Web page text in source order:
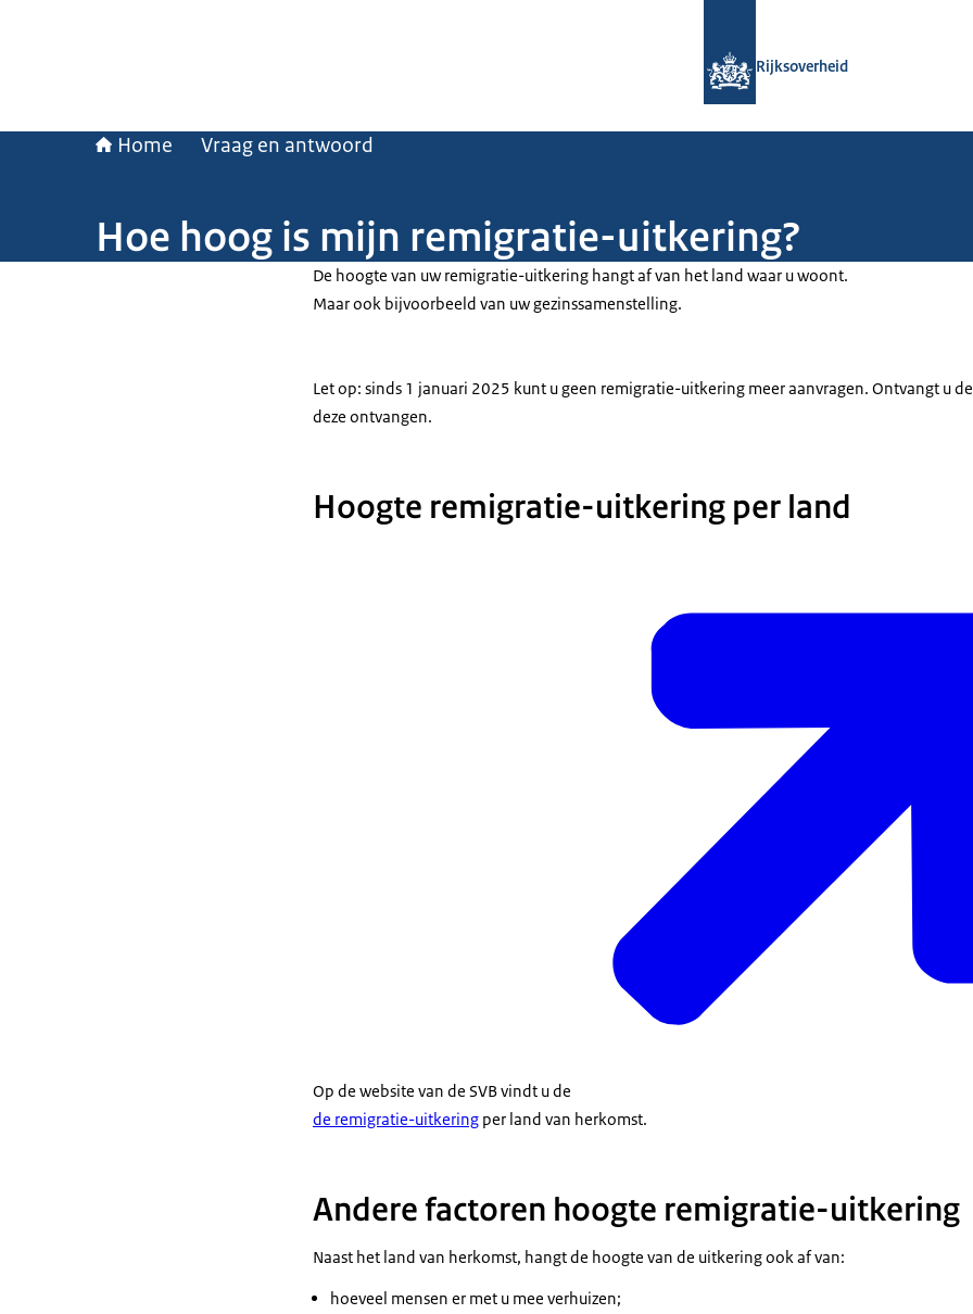
Rijksoverheid
Home Vraag en antwoord
Hoe hoog is mijn remigratie-uitkering?
De hoogte van uw remigratie-uitkering hangt af van het land waar u woont.
Maar ook bijvoorbeeld van uw gezinssamenstelling.
Let op: sinds 1 januari 2025 kunt u geen remigratie-uitkering meer aanvragen. Ontvangt u
deze ontvangen.
Hoogte remigratie-uitkering per land
Op de website van de SVB vindt u de
de remigratie-uitkering per land van herkomst.
Andere factoren hoogte remigratie-uitkering
Naast het land van herkomst, hangt de hoogte van de uitkering ook af van:
hoeveel mensen er met u mee verhuizen;